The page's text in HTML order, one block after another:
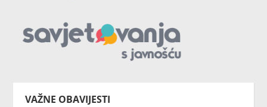
VAŽNE OBAVIJESTI